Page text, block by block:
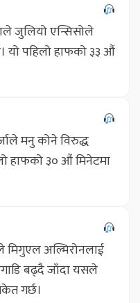
जुलियो एन्सिसोले
यो पहिलो हाफको ३३ औं
मनु कोने विरुद्ध
हाफको ३० औं मिनेटमा
मिगुएल अल्मिरोनलाई
बढ्दै जाँदा यसले
गर्छ।